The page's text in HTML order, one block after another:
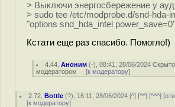
> Выключи энергосбережение у
> sudo tee /etc/modprobe.d/snd-hda-
"options snd_hda_intel power_save=0"
Кстати еще раз спасибо. Помогло!)
4.44 ,Аноним (-), 08:41, 28/06/2024
модератором [к модератору]
2.72 ,Bottle (?), 16:11, 28/06/2024 [^] [^^] [^^^] [
[к модератору]